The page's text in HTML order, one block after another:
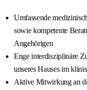
Umfassende
sowie kompetente
Angehörigen
Enge interdisziplinäre
unseres Hauses im
Aktive Mitwirkung an